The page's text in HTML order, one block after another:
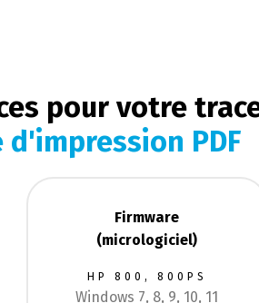
pour votre
PDF
Firmware
(micrologiciel)
HP 800, 800PS
Windows 7, 8, 9, 10, 11